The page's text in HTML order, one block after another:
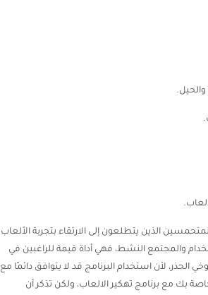
الذين يتطلعون إلى الارتقاء بتجربة الألعاب
والمجتمع النشط، فهي أداة قيمة للراغبين في
الحذر، لأن استخدام البرنامج قد لا يتوافق دائمًا مع
بك مع برنامج تهكير الالعاب، ولكن تذكر أن